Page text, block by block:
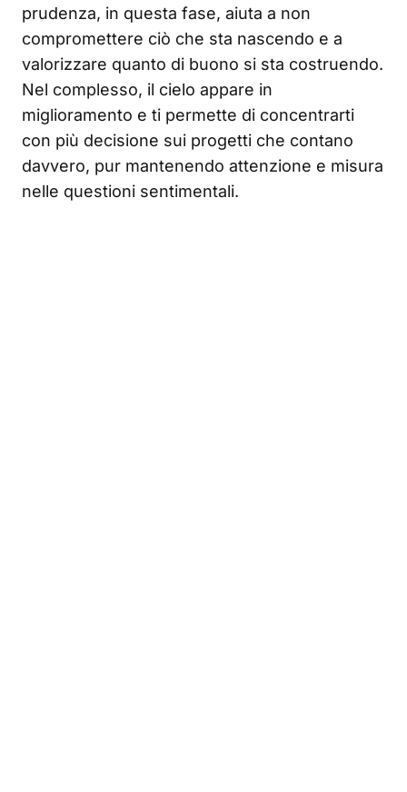
prudenza, in questa fase, aiuta a non
compromettere ciò che sta nascendo e a
valorizzare quanto di buono si sta costruendo.
Nel complesso, il cielo appare in
miglioramento e ti permette di concentrarti
con più decisione sui progetti che contano
davvero, pur mantenendo attenzione e misura
nelle questioni sentimentali.